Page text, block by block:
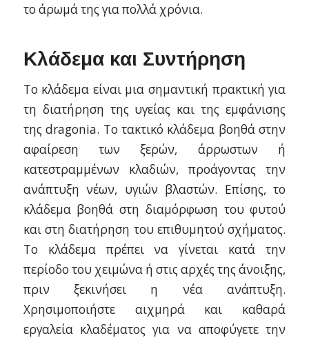
το άρωμά της για πολλά χρόνια.
Κλάδεμα και Συντήρηση
Το κλάδεμα είναι μια σημαντική πρακτική για
τη διατήρηση της υγείας και της εμφάνισης
της dragonia. Το τακτικό κλάδεμα βοηθά στην
αφαίρεση των ξερών, άρρωστων ή
κατεστραμμένων κλαδιών, προάγοντας την
ανάπτυξη νέων, υγιών βλαστών. Επίσης, το
κλάδεμα βοηθά στη διαμόρφωση του φυτού
και στη διατήρηση του επιθυμητού σχήματος.
Το κλάδεμα πρέπει να γίνεται κατά την
περίοδο του χειμώνα ή στις αρχές της άνοιξης,
πριν ξεκινήσει η νέα ανάπτυξη.
Χρησιμοποιήστε αιχμηρά και καθαρά
εργαλεία κλαδέματος για να αποφύγετε την